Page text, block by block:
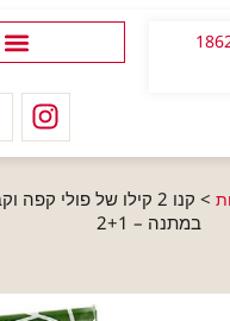
>
במתנה – 2+1